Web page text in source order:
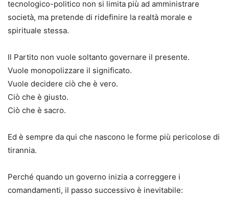
tecnologico-politico non si limita più ad amministrare
società, ma pretende di ridefinire la realtà morale e
spirituale stessa.
Il Partito non vuole soltanto governare il presente.
Vuole monopolizzare il significato.
Vuole decidere ciò che è vero.
Ciò che è giusto.
Ciò che è sacro.
Ed è sempre da qui che nascono le forme più pericolose di
tirannia.
Perché quando un governo inizia a correggere i
comandamenti, il passo successivo è inevitabile: